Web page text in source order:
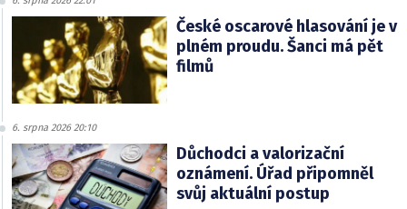
České oscarové hlasování je v
plném proudu. Šanci má pět
filmů
6. srpna 2026 20:10
Důchodci a valorizační
oznámení. Úřad připomněl
svůj aktuální postup